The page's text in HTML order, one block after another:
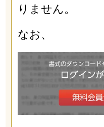
りません。
なお、